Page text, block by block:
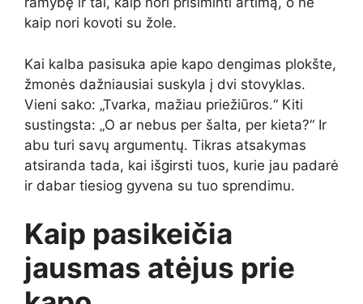
kaip nori kovoti su žole.
Kai kalba pasisuka apie kapo dengimas plokšte,
žmonės dažniausiai suskyla į dvi stovyklas.
Vieni sako: „Tvarka, mažiau priežiūros.“ Kiti
sustingsta: „O ar nebus per šalta, per kieta?“ Ir
abu turi savų argumentų. Tikras atsakymas
atsiranda tada, kai išgirsti tuos, kurie jau padarė
ir dabar tiesiog gyvena su tuo sprendimu.
Kaip pasikeičia
jausmas atėjus prie